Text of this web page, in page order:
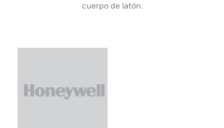
cuerpo de latón.